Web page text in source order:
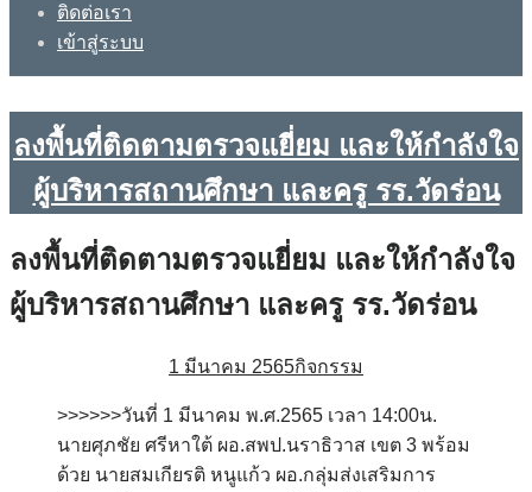
ติดต่อเรา
เข้าสู่ระบบ
ลงพื้นที่ติดตามตรวจแยี่ยม และให้กำลังใจ
ผู้บริหารสถานศึกษา และครู รร.วัดร่อน
ลงพื้นที่ติดตามตรวจแยี่ยม และให้กำลังใจ
ผู้บริหารสถานศึกษา และครู รร.วัดร่อน
1 มีนาคม 2565กิจกรรม
>>>>>>วันที่ 1 มีนาคม พ.ศ.2565 เวลา 14:00น.
นายศุภชัย ศรีหาใต้ ผอ.สพป.นราธิวาส เขต 3 พร้อม
ด้วย นายสมเกียรติ หนูแก้ว ผอ.กลุ่มส่งเสริมการ